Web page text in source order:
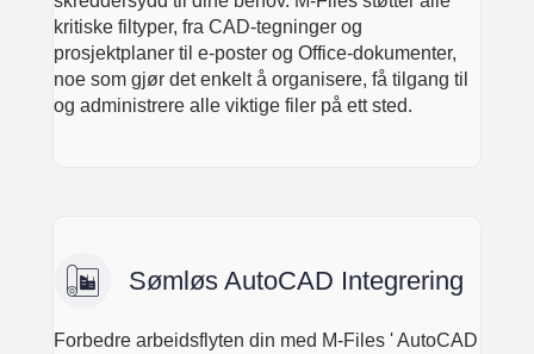
kritiske filtyper, fra CAD-tegninger og
prosjektplaner til e-poster og Office-dokumenter,
noe som gjør det enkelt å organisere, få tilgang til
og administrere alle viktige filer på ett sted.
Sømløs AutoCAD Integrering
Forbedre arbeidsflyten din med M-Files ' AutoCAD